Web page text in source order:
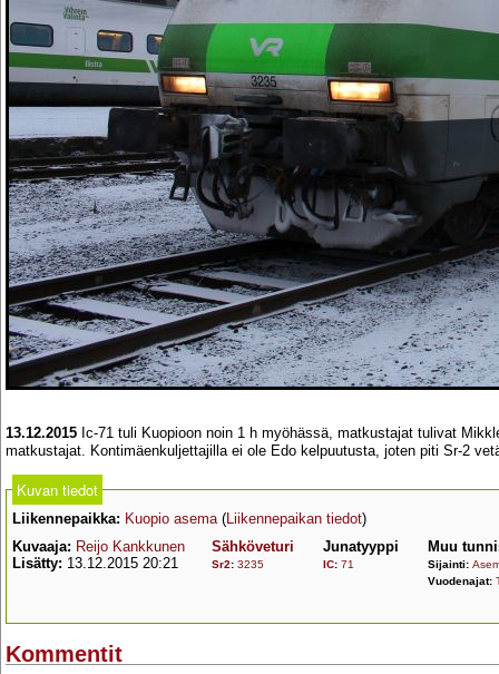
13.12.2015 Ic-71 tuli Kuopioon noin 1 h myöhässä, matkustajat tulivat
matkustajat. Kontimäenkuljettajilla ei ole Edo kelpuutusta, joten piti Sr-2
Kuvan tiedot
Liikennepaikka: Kuopio asema(Liikennepaikan tiedot)
Kuvaaja: Reijo Kankkunen
Lisätty: 13.12.2015 20:21
Sähköveturi
Sr2: 3235
Junatyyppi
IC: 71
Muu
Sijainti:
Vuodenajat:
Kommentit